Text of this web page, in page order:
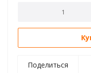
Поделиться